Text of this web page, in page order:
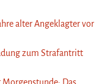
alter Angeklagter vor
zum Strafantritt